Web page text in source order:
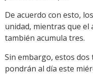
De acuerdo con esto,
unidad, mientras que el
también acumula tres.
Sin embargo, estos
pondrán al día este